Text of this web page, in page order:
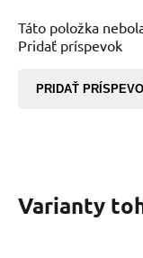
Táto položka
Pridať príspevok
PRIDAŤ
Varianty